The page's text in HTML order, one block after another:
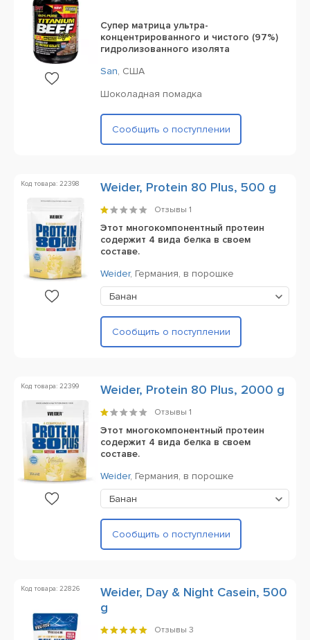
Супер матрица ультра-
концентрированного и чистого (97%)
гидролизованного изолята
San, США
Шоколадная помадка
Сообщить о поступлении
Код товара: 22398 Weider, Protein 80 Plus, 500 g
Отзывы 1
Этот многокомпонентный протеин
содержит 4 вида белка в своем
составе.
Weider, Германия, в порошке
Банан
Сообщить о поступлении
Код товара: 22399 Weider, Protein 80 Plus, 2000 g
Отзывы 1
Этот многокомпонентный протеин
содержит 4 вида белка в своем
составе.
Weider, Германия, в порошке
Банан
Сообщить о поступлении
Код товара: 22826
Weider, Day & Night Casein, 500
g
Отзывы 3